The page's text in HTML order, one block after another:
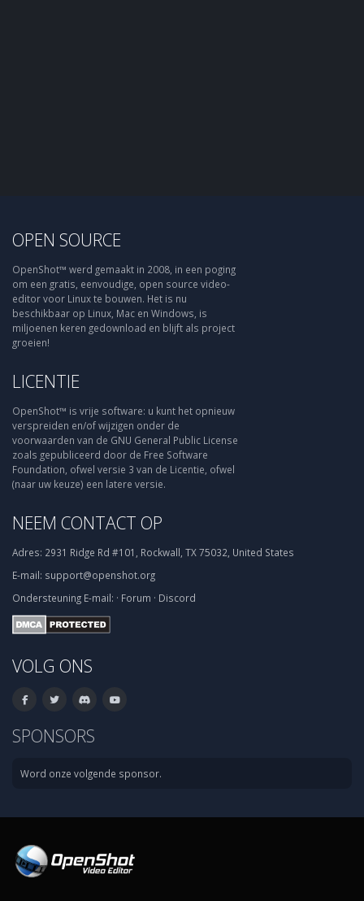
OPEN SOURCE
OpenShot™ werd gemaakt in 2008, in een poging
om een gratis, eenvoudige, open source video-
editor voor Linux te bouwen. Het is nu
beschikbaar op Linux, Mac en Windows, is
miljoenen keren gedownload en blijft als project
groeien!
LICENTIE
OpenShot™ is vrije software: u kunt het opnieuw
verspreiden en/of wijzigen onder de
voorwaarden van de GNU General Public License
zoals gepubliceerd door de Free Software
Foundation, ofwel versie 3 van de Licentie, ofwel
(naar uw keuze) een latere versie.
NEEM CONTACT OP
Adres: 2931 Ridge Rd #101, Rockwall, TX 75032, United States
E-mail: support@openshot.org
Ondersteuning E-mail: · Forum · Discord
VOLG ONS
SPONSORS
Word onze volgende sponsor.